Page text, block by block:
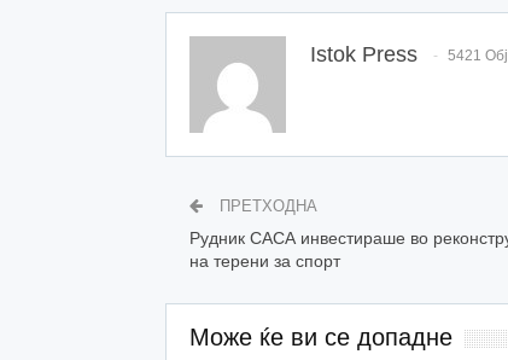
Istok Press 5421
ПРЕТХОДНА
Рудник САСА инвестираше во
на терени за спорт
Може ќе ви се допадне